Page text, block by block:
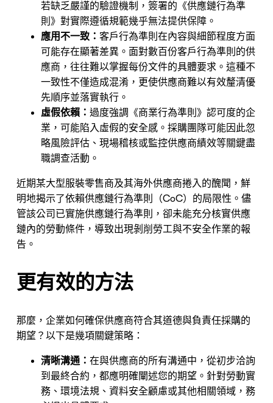
若缺乏嚴謹的驗證機制，簽署的《供應鏈行為準
則》對實際遵循規範幾乎無法提供保障。
應用不一致： 客戶行為準則在內容與細節程度方面
可能存在顯著差異。面對數百份客戶行為準則的供
應商，往往難以掌握每份文件的具體要求。這種不
一致性不僅造成混淆，更使供應商難以有效釐清優
先順序並落實執行。
虛假依賴： 過度強調《商業行為準則》認可度的企
業，可能陷入虛假的安全感。採購團隊可能因此忽
略風險評估、現場稽核或監控供應商績效等關鍵盡
職調查活動。
近期某大型服裝零售商及其海外供應商捲入的醜聞，鮮
明地揭示了依賴供應鏈行為準則（CoC）的局限性。儘
管該公司已實施供應鏈行為準則，卻未能充分核實供應
鏈內的勞動條件，導致出現剝削勞工與不安全作業的報
告。
更有效的方法
那麼，企業如何確保供應商符合其道德與負責任採購的
期望？以下是幾項關鍵策略：
清晰溝通： 在與供應商的所有溝通中，從初步洽詢
到最終合約，都應明確闡述您的期望。針對勞動實
務、環境法規、資料安全顧慮或其他相關領域，務
Nicole
AI Chief Engagement Officer